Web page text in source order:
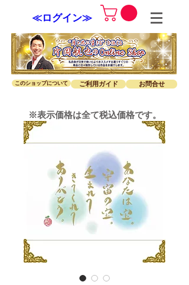
≪ログイン≫
このショップについて ご利用ガイド お問合せ
※表示価格は全て税込価格です。